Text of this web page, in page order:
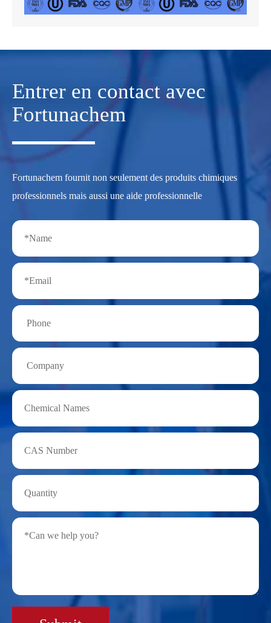
Entrer en contact avec
Fortunachem
Fortunachem fournit non seulement des produits chimiques
professionnels mais aussi une aide professionnelle